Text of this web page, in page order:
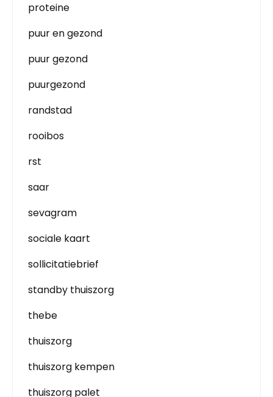
proteine
puur en gezond
puur gezond
puurgezond
randstad
rooibos
rst
saar
sevagram
sociale kaart
sollicitatiebrief
standby thuiszorg
thebe
thuiszorg
thuiszorg kempen
thuiszorg palet